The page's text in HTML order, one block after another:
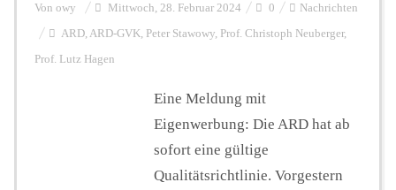
Von owy Mittwoch, 28. Februar 2024 0 Nachrichten
ARD, ARD-GVK, Peter Stawowy, Prof. Christoph Neuberger,
Prof. Lutz Hagen
Eine Meldung mit
Eigenwerbung: Die ARD hat ab
sofort eine gültige
Qualitätsrichtlinie. Vorgestern